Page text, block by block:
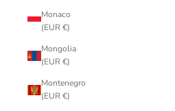
Monaco
(EUR €)
Mongolia
(EUR €)
Montenegro
(EUR €)